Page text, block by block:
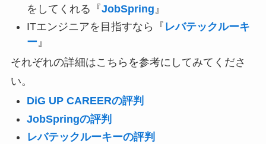
をしてくれる『JobSpring 』
ITエンジニアを目指すなら『 レバテックルーキ
ー』
それぞれの詳細はこちらを参考にしてみてくださ
い。
DiG UP CAREERの評判
JobSpringの評判
レバテックルーキーの評判